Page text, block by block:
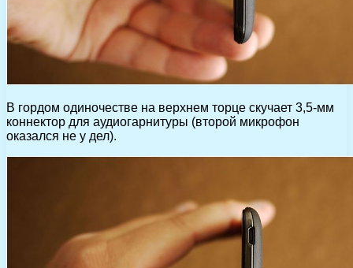
В гордом одиночестве на верхнем торце скучает 3,5-мм
коннектор для аудиогарнитуры (второй микрофон
оказался не у дел).